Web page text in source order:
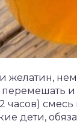
желатин,
перемешать
часов)
дети,